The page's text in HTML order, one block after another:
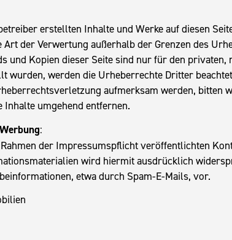
erstellten Inhalte und Werke auf diesen
Art der Verwertung außerhalb der Grenzen des
und Kopien dieser Seite sind nur für den
wurden, werden die Urheberrechte Dritter
aufmerksam werden, bitten
umgehend entfernen.
:
der Impressumspflicht veröffentlichten
wird hiermit ausdrücklich
etwa durch Spam-E-Mails, vor.